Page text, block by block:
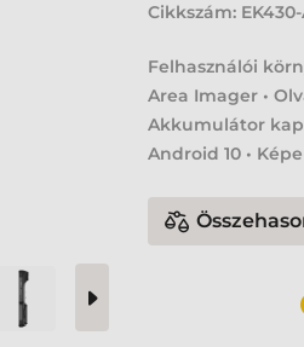
Cikkszám:
Felhasználói
Area Imager •
Akkumulátor
Android 10 •